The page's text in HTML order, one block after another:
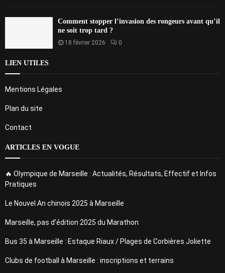
Comment stopper l’invasion des rongeurs avant qu’il
ne soit trop tard ?
18 février 2026 0
LIEN UTILES
Mentions Légales
Plan du site
Contact
ARTICLES EN VOGUE
🔥 Olympique de Marseille : Actualités, Résultats, Effectif et Infos
Pratiques
Le Nouvel An chinois 2025 à Marseille
Marseille, pas d’édition 2025 du Marathon
Bus 35 à Marseille : Estaque Riaux / Plages de Corbières Joliette
Clubs de football à Marseille : inscriptions et terrains